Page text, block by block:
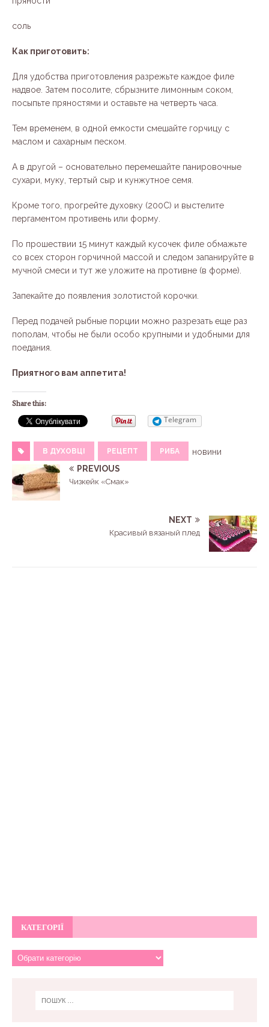
соль
Как приготовить:
Для удобства приготовления разрежьте каждое филе
надвое. Затем посолите, сбрызните лимонным соком,
посыпьте пряностями и оставьте на четверть часа.
Тем временем, в одной емкости смешайте горчицу с
маслом и сахарным песком.
А в другой – основательно перемешайте панировочные
сухари, муку, тертый сыр и кунжутное семя.
Кроме того, прогрейте духовку (200С) и выстелите
пергаментом противень или форму.
По прошествии 15 минут каждый кусочек филе обмажьте
со всех сторон горчичной массой и следом запанируйте в
мучной смеси и тут же уложите на противне (в форме).
Запекайте до появления золотистой корочки.
Перед подачей рыбные порции можно разрезать еще раз
пополам, чтобы не были особо крупными и удобными для
поедания.
Приятного вам аппетита!
Share this:
Telegram
В ДУХОВЦІ РЕЦЕПТ РИБА
новини
PREVIOUS
Чизкейк «Смак»
NEXT
Красивый вязаный плед
КАТЕГОРІЇ